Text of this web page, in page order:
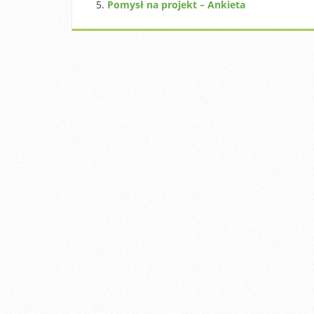
Pomysł na projekt – Ankieta